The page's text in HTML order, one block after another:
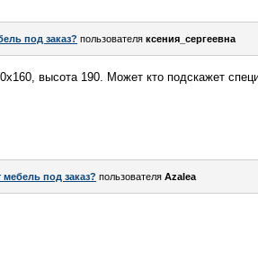
под заказ? пользователя ксения_сергеевна
высота 190. Может кто подскажет
под заказ? пользователя Azalea